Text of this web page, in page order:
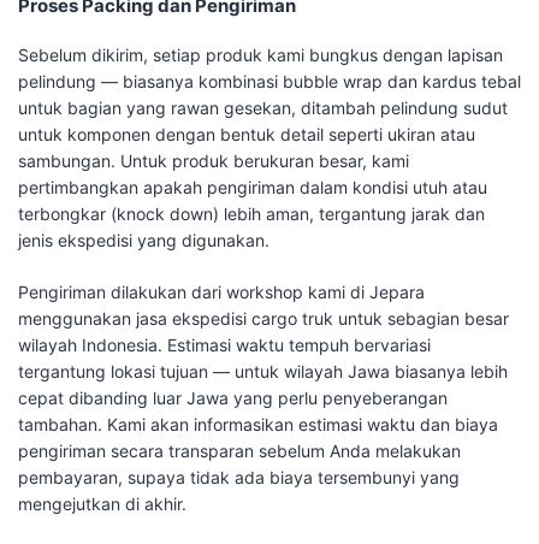
Proses Packing dan Pengiriman
Sebelum dikirim, setiap produk kami bungkus dengan lapisan
pelindung — biasanya kombinasi bubble wrap dan kardus tebal
untuk bagian yang rawan gesekan, ditambah pelindung sudut
untuk komponen dengan bentuk detail seperti ukiran atau
sambungan. Untuk produk berukuran besar, kami
pertimbangkan apakah pengiriman dalam kondisi utuh atau
terbongkar (knock down) lebih aman, tergantung jarak dan
jenis ekspedisi yang digunakan.
Pengiriman dilakukan dari workshop kami di Jepara
menggunakan jasa ekspedisi cargo truk untuk sebagian besar
wilayah Indonesia. Estimasi waktu tempuh bervariasi
tergantung lokasi tujuan — untuk wilayah Jawa biasanya lebih
cepat dibanding luar Jawa yang perlu penyeberangan
tambahan. Kami akan informasikan estimasi waktu dan biaya
pengiriman secara transparan sebelum Anda melakukan
pembayaran, supaya tidak ada biaya tersembunyi yang
mengejutkan di akhir.